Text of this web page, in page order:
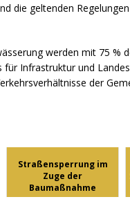
die geltenden
werden mit 75 %
Infrastruktur und
der
Straßensperrung im
Zuge der
Baumaßnahme
„Straßen-,...